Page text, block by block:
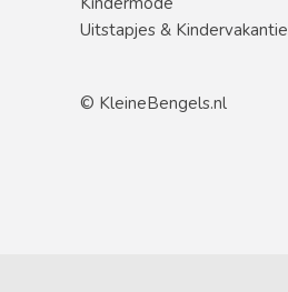
Uitstapjes &
© KleineBengels.nl